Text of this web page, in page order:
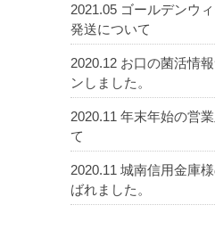
2021.05 ゴールデンウ
発送について
2020.12 お口の菌活情
ンしました。
2020.11 年末年始の営
て
2020.11 城南信用金庫
ばれました。